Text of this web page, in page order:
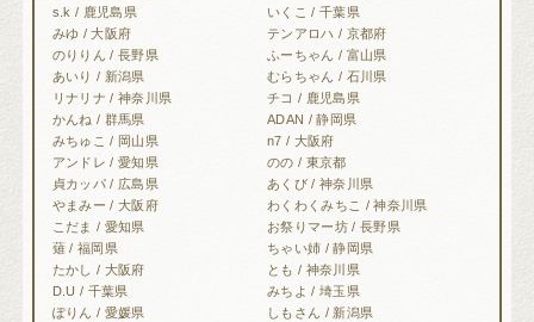
s.k / 鹿児島県
いくこ / 千葉県
みゆ / 大阪府
テンアロハ / 京都府
のりりん / 長野県
ふーちゃん / 富山県
あいり / 新潟県
むらちゃん / 石川県
リナリナ / 神奈川県
チコ / 鹿児島県
かんね / 群馬県
ADAN / 静岡県
みちゅこ / 岡山県
n7 / 大阪府
アンドレ / 愛知県
のの / 東京都
貞カッパ / 広島県
あくび / 神奈川県
やまみー / 大阪府
わくわくみちこ / 神奈川県
こだま / 愛知県
お祭りマー坊 / 長野県
薙 / 福岡県
ちゃい姉 / 静岡県
たかし / 大阪府
とも / 神奈川県
D.U / 千葉県
みちよ / 埼玉県
ぽりん / 愛媛県
しもさん / 新潟県